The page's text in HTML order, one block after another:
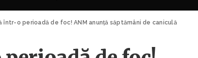
într-o perioadă de foc! ANM anunță săptămâni de caniculă